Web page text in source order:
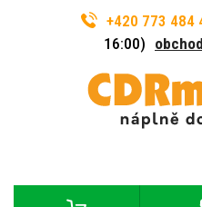
+420 773 484
16:00)